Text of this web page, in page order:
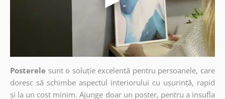
Posterele sunt o soluție excelentă pentru persoanele, care
doresc să schimbe aspectul interiorului cu ușurință, rapid
și la un cost minim. Ajunge doar un poster, pentru a insufla